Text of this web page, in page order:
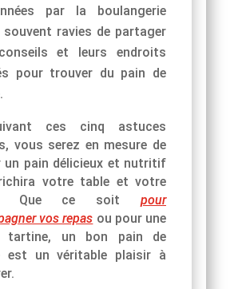
par la boulangerie
ravies de partager
et leurs endroits
pour trouver du pain de
ces cinq astuces
vous serez en mesure de
un pain délicieux et nutritif
votre table et votre
Que ce soit pour
vos repas ou pour une
tartine, un bon pain de
est un véritable plaisir à